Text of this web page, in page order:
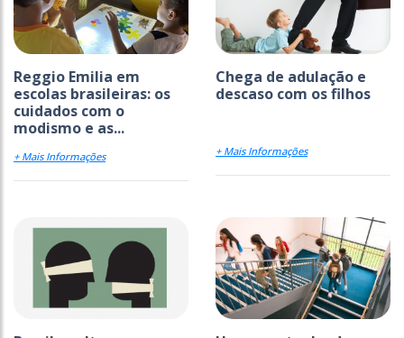
Reggio Emilia em
escolas brasileiras: os
cuidados com o
modismo e as...
+ Mais Informações
Chega de adulação e
descaso com os filhos
+ Mais Informações